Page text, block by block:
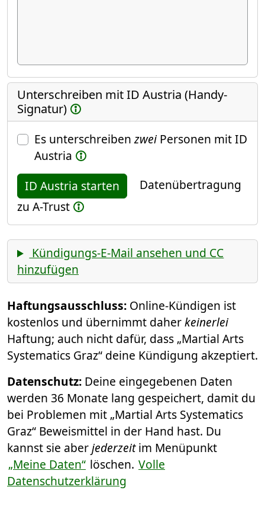
Unterschreiben mit ID Austria (Handy-
Signatur)
Es unterschreibenzweiPersonen mit ID
Austria
ID Austria starten
Datenübertragung
zu A-Trust
Kündigungs-E-Mail ansehen und CC
hinzufügen
Haftungsausschluss: Online-Kündigen ist
kostenlos und übernimmt daherkeinerlei
Haftung; auch nicht dafür, dass „Martial Arts
Systematics Graz“ deine Kündigung akzeptiert.
Datenschutz: Deine eingegebenen Daten
werden 36 Monate lang gespeichert, damit du
bei Problemen mit „Martial Arts Systematics
Graz“ Beweismittel in der Hand hast. Du
kannst sie aberjederzeitim Menüpunkt
„Meine Daten“ löschen. Volle
Datenschutzerklärung